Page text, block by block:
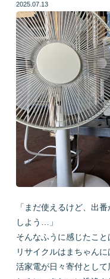
LINEで質問
2025.07.13
「まだ使えるけど、出
しよう…」
そんなふうに感じたこと
リサイクルはまちゃん
活家電が日々寄付として